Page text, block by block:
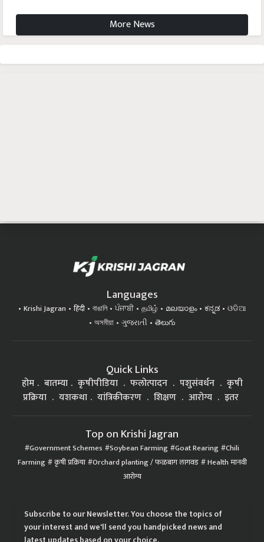
More News
Languages
Krishi Jagran हिंदी বাঙালি ਪੰਜਾਬੀ தமிழ் മലയാളം ಕನ್ನಡ
ଓଡିଆ
অসমীয়া
ગુજરાતી తెలుగు
Quick Links
होम बातम्या कृषीपीडिया फलोत्पादन पशुसंवर्धन
कृषी
प्रक्रिया
यशकथा यांत्रिकीकरण शिक्षण आरोग्य इतर
Top on Krishi Jagran
Government Schemes Soybean Farming Goat Rearing Chili
Farming कृषी प्रक्रिया Orchard planting / फळबाग लागवड Health मानवी
आरोग्य
Subscribe to our Newsletter. You choose the topics of
your interest and we'll send you handpicked news and